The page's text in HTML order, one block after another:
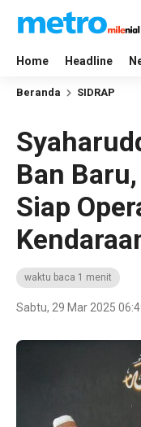
Home Headline
Beranda SIDRAP
Ban
Siap
waktu baca 1 menit
Sabtu, 29 Mar 2025